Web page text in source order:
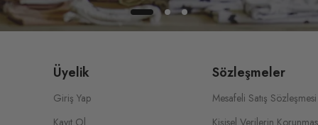
Üyelik
Giriş Yap
Sözleşmeler
Mesafeli Satış Sözleşmesi